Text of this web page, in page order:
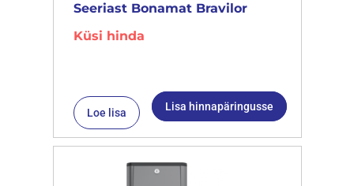
Seeriast Bonamat Bravilor
Küsi hinda
Loe lisa Lisa hinnapäringusse